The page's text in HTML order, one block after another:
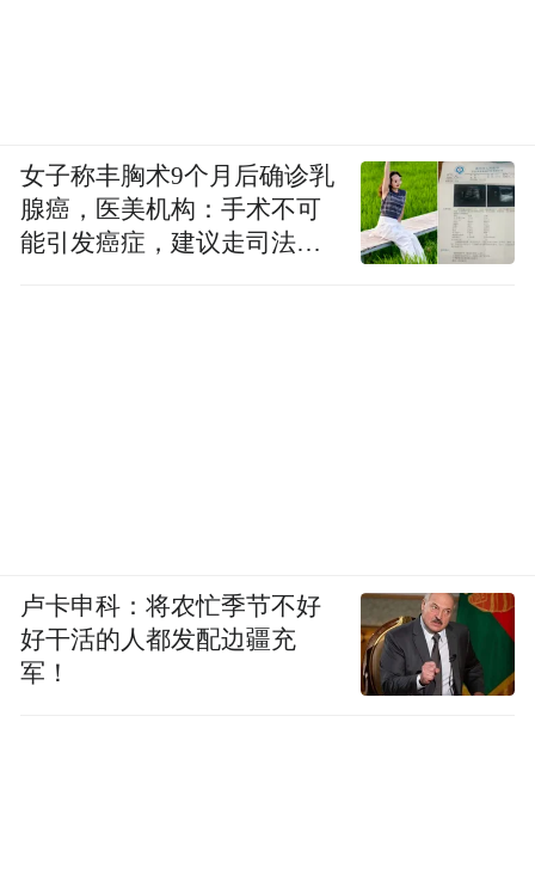
女子称丰胸术9个月后确诊乳
腺癌，医美机构：手术不可
能引发癌症，建议走司法途
卢卡申科：将农忙季节不好
好干活的人都发配边疆充
军！